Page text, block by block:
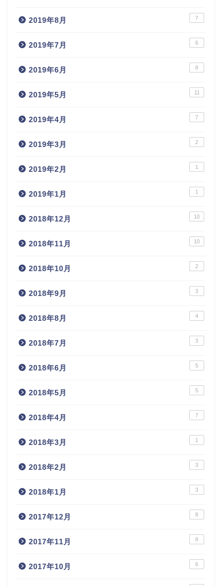
2019年8月 7
2019年7月 6
2019年6月 8
2019年5月 11
2019年4月 7
2019年3月 2
2019年2月 1
2019年1月 1
2018年12月 10
2018年11月 10
2018年10月 2
2018年9月 3
2018年8月 4
2018年7月 3
2018年6月 5
2018年5月 5
2018年4月 7
2018年3月 1
2018年2月 3
2018年1月 3
2017年12月 8
2017年11月 8
2017年10月 6